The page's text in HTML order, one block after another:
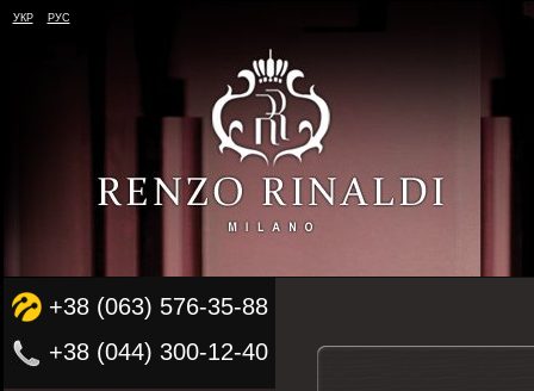
УКР РУС
+38 (063) 576-35-88
+38 (044) 300-12-40